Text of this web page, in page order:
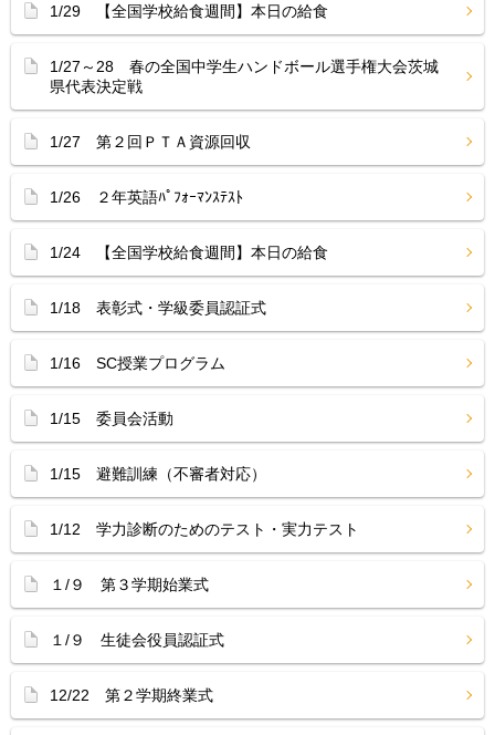
1/29 【全国学校給食週間】本日の給食
1/27～28 春の全国中学生ハンドボール選手権大会茨城
県代表決定戦
1/27 第２回ＰＴＡ資源回収
1/26 ２年英語ﾊﾟﾌｫｰﾏﾝｽﾃｽﾄ
1/24 【全国学校給食週間】本日の給食
1/18 表彰式・学級委員認証式
1/16 SC授業プログラム
1/15 委員会活動
1/15 避難訓練（不審者対応）
1/12 学力診断のためのテスト・実力テスト
１/９ 第３学期始業式
１/９ 生徒会役員認証式
12/22 第２学期終業式